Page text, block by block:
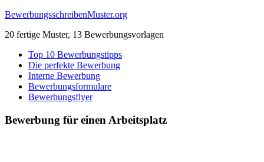
Zum
springen
BewerbungsschreibenMuster.org
20 fertige Muster, 13 Bewerbungsvorlagen
Top 10 Bewerbungstipps
Die perfekte Bewerbung
Interne Bewerbung
Bewerbungsformulare
Bewerbungsflyer
Bewerbung für einen Arbeitsplatz